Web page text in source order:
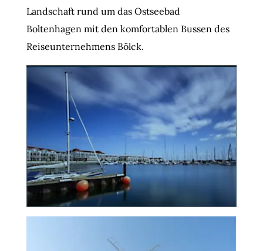
Landschaft rund um das Ostseebad
Boltenhagen mit den komfortablen Bussen des
Reiseunternehmens Bölck.